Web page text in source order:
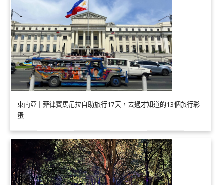
東南亞｜菲律賓馬尼拉自助旅行17天，去過才知道的13個旅行彩
蛋